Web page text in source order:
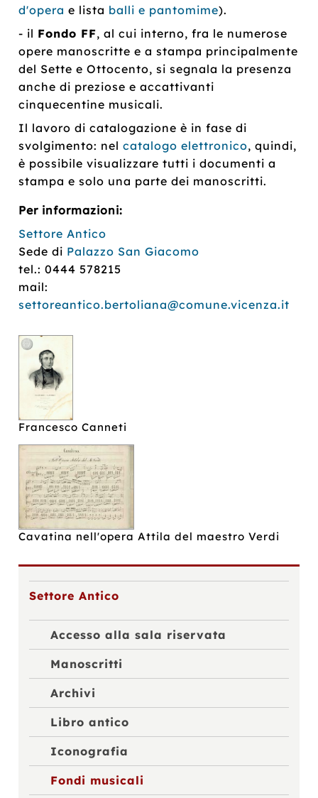
d'opera e lista balli e pantomime).
- il Fondo FF, al cui interno, fra le numerose
opere manoscritte e a stampa principalmente
del Sette e Ottocento, si segnala la presenza
anche di preziose e accattivanti
cinquecentine musicali.
Il lavoro di catalogazione è in fase di
svolgimento: nelcatalogo elettronico, quindi,
è possibile visualizzare tutti i documenti a
stampa e solo una parte dei manoscritti.
​​Per informazioni:
Settore Antico
Sede di Palazzo San Giacomo
tel.: 0444 578215
mail:
settoreantico.bertoliana@comune.vicenza.it
Francesco Canneti
Cavatina nell'opera Attila del maestro Verdi
Settore Antico
Accesso alla sala riservata
Manoscritti
Archivi
Libro antico
Iconografia
Fondi musicali